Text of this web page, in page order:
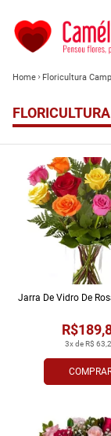
Home Floricultura
3x de R$
Jarra De Vidro De